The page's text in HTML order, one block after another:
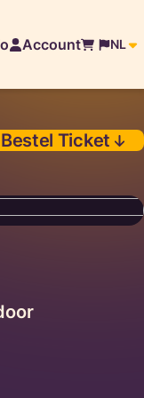
Account NL
Bestel Ticket